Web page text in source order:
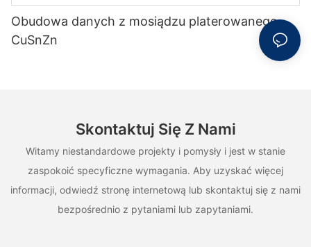
Obudowa danych z mosiądzu platerowanego
CuSnZn
Skontaktuj Się Z Nami
Witamy niestandardowe projekty i pomysły i jest w stanie
zaspokoić specyficzne wymagania. Aby uzyskać więcej
informacji, odwiedź stronę internetową lub skontaktuj się z nami
bezpośrednio z pytaniami lub zapytaniami.